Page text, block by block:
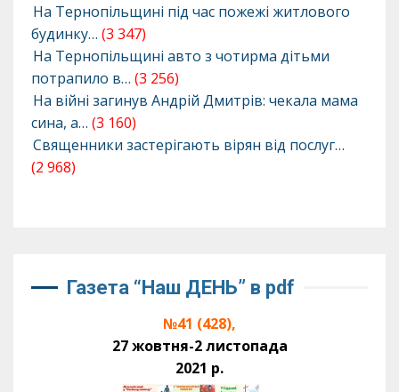
На Тернопільщині під час пожежі житлового
будинку… (3 347)
На Тернопільщині авто з чотирма дітьми
потрапило в… (3 256)
На війні загинув Андрій Дмитрів: чекала мама
сина, а… (3 160)
Священники застерігають вірян від послуг…
(2 968)
Газета “Наш ДЕНЬ” в pdf
№41 (428),
27 жовтня-2 листопада
2021 р.